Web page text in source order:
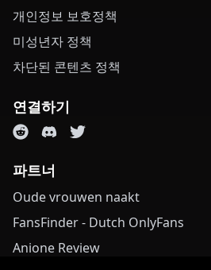
개인정보 보호정책
미성년자 정책
차단된 콘텐츠 정책
연결하기
파트너
Oude vrouwen naakt
FansFinder - Dutch OnlyFans
Anione Review